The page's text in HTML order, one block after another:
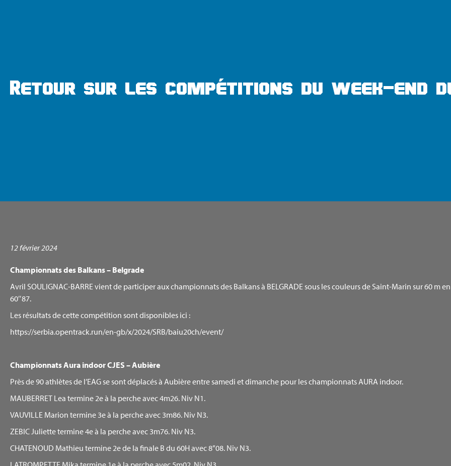
Retour sur les compétitions du week-end
12 février 2024
Championnats des Balkans – Belgrade
Avril SOULIGNAC-BARRE vient de participer aux championnats des Balkans à BELGRADE sous les couleurs de Saint-Marin sur 60 m
60″87.
Les résultats de cette compétition sont disponibles ici :
https://serbia.opentrack.run/en-gb/x/2024/SRB/baiu20ch/event/
Championnats Aura indoor CJES – Aubière
Près de 90 athlètes de l’EAG se sont déplacés à Aubière entre samedi et dimanche pour les championnats AURA indoor.
MAUBERRET Lea termine 2e à la perche avec 4m26. Niv N1.
VAUVILLE Marion termine 3e à la perche avec 3m86. Niv N3.
ZEBIC Juliette termine 4e à la perche avec 3m76. Niv N3.
CHATENOUD Mathieu termine 2e de la finale B du 60H avec 8”08. Niv N3.